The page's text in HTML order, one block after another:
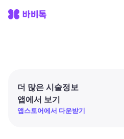
더 많은 시술정보
앱에서 보기
앱스토어에서 다운받기